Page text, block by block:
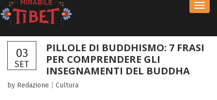
03
SET
PILLOLE DI BUDDHISMO: 7 FRASI
PER COMPRENDERE GLI
INSEGNAMENTI DEL BUDDHA
by Redazione Cultura